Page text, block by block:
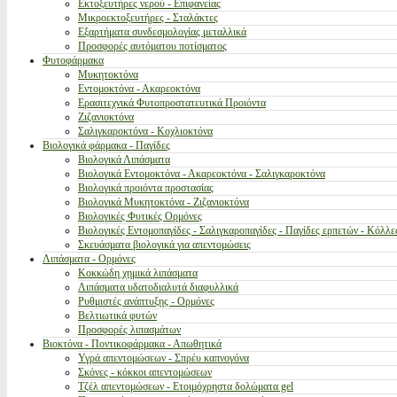
Εκτοξευτήρες νερού - Επιφανείας
Μικροεκτοξευτήρες - Σταλάκτες
Εξαρτήματα συνδεσμολογίας μεταλλικά
Προσφορές αυτόματου ποτίσματος
Φυτοφάρμακα
Μυκητοκτόνα
Εντομοκτόνα - Ακαρεοκτόνα
Ερασιτεχνικά Φυτοπροστατευτικά Προιόντα
Ζιζανιοκτόνα
Σαλιγκαροκτόνα - Κοχλιοκτόνα
Βιολογικά φάρμακα - Παγίδες
Βιολογικά Λιπάσματα
Βιολογικά Εντομοκτόνα - Ακαρεοκτόνα - Σαλιγκαροκτόνα
Βιολογικά προιόντα προστασίας
Βιολογικά Μυκητοκτόνα - Ζιζανιοκτόνα
Βιολογικές Φυτικές Ορμόνες
Βιολογικές Εντομοπαγίδες - Σαλιγκαροπαγίδες - Παγίδες ερπετών -
Σκευάσματα βιολογικά για απεντομώσεις
Λιπάσματα - Ορμόνες
Κοκκώδη χημικά λιπάσματα
Λιπάσματα υδατοδιαλυτά διαφυλλικά
Ρυθμιστές ανάπτυξης - Ορμόνες
Βελτιωτικά φυτών
Προσφορές λιπασμάτων
Βιοκτόνα - Ποντικοφάρμακα - Απωθητικά
Υγρά απεντομώσεων - Σπρέυ καπνογόνα
Σκόνες - κόκκοι απεντομώσεων
Τζέλ απεντομώσεων - Ετοιμόχρηστα δολώματα gel